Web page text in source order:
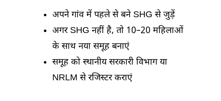
अपने गांव में पहले से बने SHG से जुड़ें
अगर SHG नहीं है, तो 10–20 महिलाओं
के साथ नया समूह बनाएं
समूह को स्थानीय सरकारी विभाग या
NRLM से रजिस्टर कराएं